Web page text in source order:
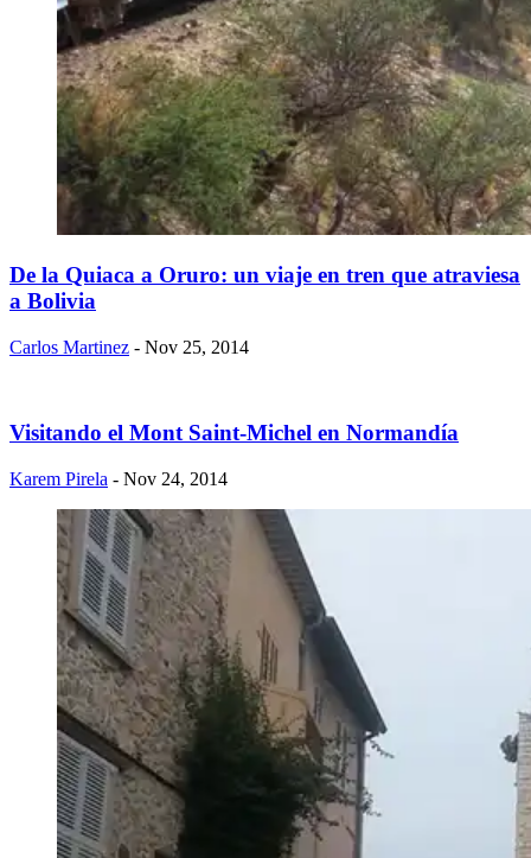
​De la Quiaca a Oruro: un viaje en tren que atraviesa
a Bolivia
Carlos Martinez - Nov 25, 2014
​Visitando el Mont Saint-Michel en Normandía
Karem Pirela - Nov 24, 2014